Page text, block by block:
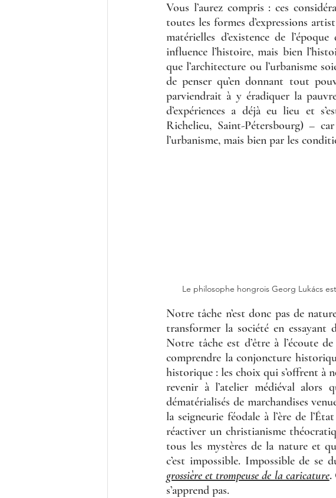
Vous l’aurez compris : ces
toutes les formes d’expressions
matérielles d’existence de
influence l’histoire, mais bien
que l’architecture ou l’urbanisme
de penser qu’en donnant tout
parviendrait à y éradiquer la
d’expériences a déjà eu lieu et
Richelieu, Saint-Pétersbourg) –
l’urbanisme, mais bien par les
Le philosophe hongrois Georg Lukács
Notre tâche n’est donc pas de
transformer la société en essayant
Notre tâche est d’être à l’écoute
comprendre la conjoncture
historique : les choix qui s’offrent à
revenir à l’atelier médiéval alors
dématérialisés de marchandises
la seigneurie féodale à l’ère de
réactiver un christianisme
tous les mystères de la nature et
c’est impossible. Impossible de se
grossière et trompeuse de la caricature.
s’apprend pas.